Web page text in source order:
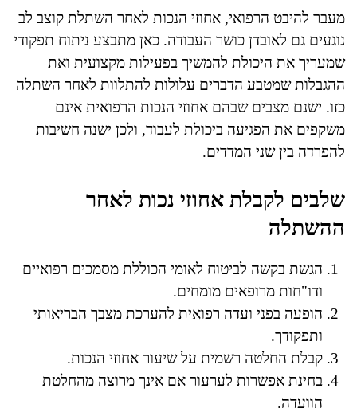
מעבר להיבט הרפואי, אחוזי הנכות לאחר השתלת קוצב לב
נוגעים גם לאובדן כושר העבודה. כאן מתבצע ניתוח תפקודי
שמעריך את היכולת להמשיך בפעילות מקצועית ואת
ההגבלות שמטבע הדברים עלולות להתלוות לאחר השתלה
כזו. ישנם מצבים שבהם אחוזי הנכות הרפואית אינם
משקפים את הפגיעה ביכולת לעבוד, ולכן ישנה חשיבות
להפרדה בין שני המדדים.
שלבים לקבלת אחוזי נכות לאחר
ההשתלה
הגשת בקשה לביטוח לאומי הכוללת מסמכים רפואיים
ודו"חות מרופאים מומחים.
הופעה בפני ועדה רפואית להערכת מצבך הבריאותי
ותפקודך.
קבלת החלטה רשמית על שיעור אחוזי הנכות.
בחינת אפשרות לערעור אם אינך מרוצה מהחלטת
הוועדה.